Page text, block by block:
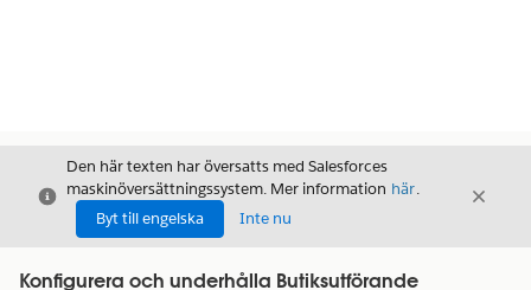
Stäng
Den här texten har översatts med Salesforces
maskinöversättningssystem. Mer information här.
Byt till engelska
Inte nu
Stäng
Konfigurera och underhålla Butiksutförande